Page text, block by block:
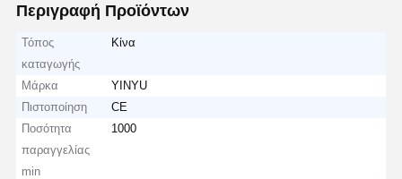
Περιγραφή Προϊόντων
Τόπος
καταγωγής
Κίνα
Μάρκα
YINYU
Πιστοποίηση
CE
Ποσότητα
παραγγελίας
min
1000